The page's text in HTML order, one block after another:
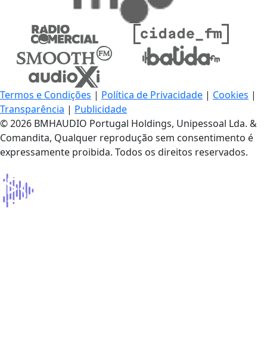
Termos e Condições | Política de Privacidade | Cookies |
Transparência | Publicidade
© 2026 BMHAUDIO Portugal Holdings, Unipessoal Lda. &
Comandita, Qualquer reprodução sem consentimento é
expressamente proibida. Todos os direitos reservados.